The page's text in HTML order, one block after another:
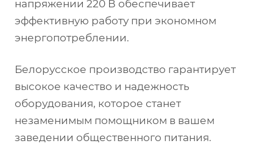
напряжении 220 В обеспечивает
эффективную работу при экономном
энергопотреблении.
Белорусское производство гарантирует
высокое качество и надежность
оборудования, которое станет
незаменимым помощником в вашем
заведении общественного питания.